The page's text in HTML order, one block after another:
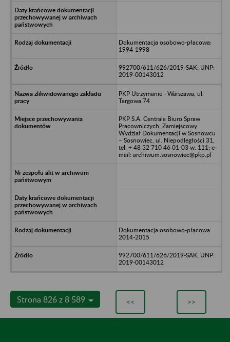
Dokumentacja osobowo-płacowa:
1994-1998
992700/611/626/2019-SAK; UNP:
2019-00143012
PKP Utrzymanie - Warszawa, ul.
Targowa 74
PKP S.A. Centrala Biuro Spraw
Pracowniczych; Zamiejscowy
Wydział Dokumentacji w Sosnowcu
– Sosnowiec, ul. Niepodległości 31,
tel. + 48 32 710 46 01-03 w. 111; e-
mail: archiwum.sosnowiec@pkp.pl
Dokumentacja osobowo-płacowa:
2014-2015
992700/611/626/2019-SAK; UNP:
2019-00143012
Strona 826 z 8 589 << >>